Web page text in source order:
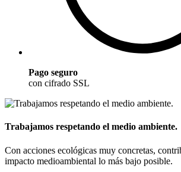
Pago seguro
con cifrado SSL
Trabajamos respetando el medio ambiente.
Con acciones ecológicas muy concretas,
impacto medioambiental lo más bajo posible.